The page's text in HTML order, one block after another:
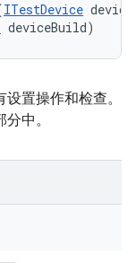
ITestDevice
deviceBuild)
置操作和检查。
中。